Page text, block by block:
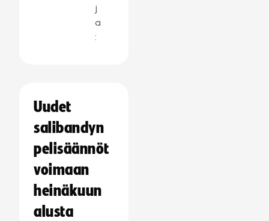
j
a
:
Uudet
salibandyn
pelisäännöt
voimaan
heinäkuun
alusta